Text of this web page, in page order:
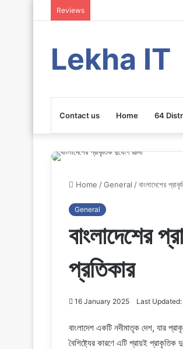
Reviews
Lekha IT
Contact us Home 64
Home /General /বাংলাদেশের
General
বাংলাদেশের
প্রতিকার
16 January 2025 Last
বাংলাদেশ একটি নদীমাতৃক দেশ, যার
বৈশিষ্ট্যের কারণে এটি প্রায়ই